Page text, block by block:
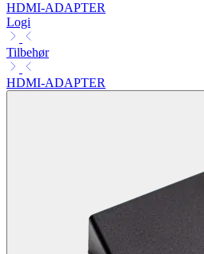
HDMI-ADAPTER
Logi
Tilbehør
HDMI-ADAPTER